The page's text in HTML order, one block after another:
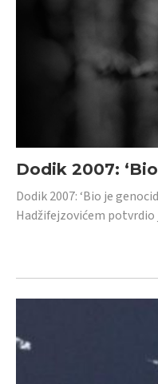
Dodik 2007:
Dodik 2007: ‘Bio je
Hadžifejzovićem potvrdio